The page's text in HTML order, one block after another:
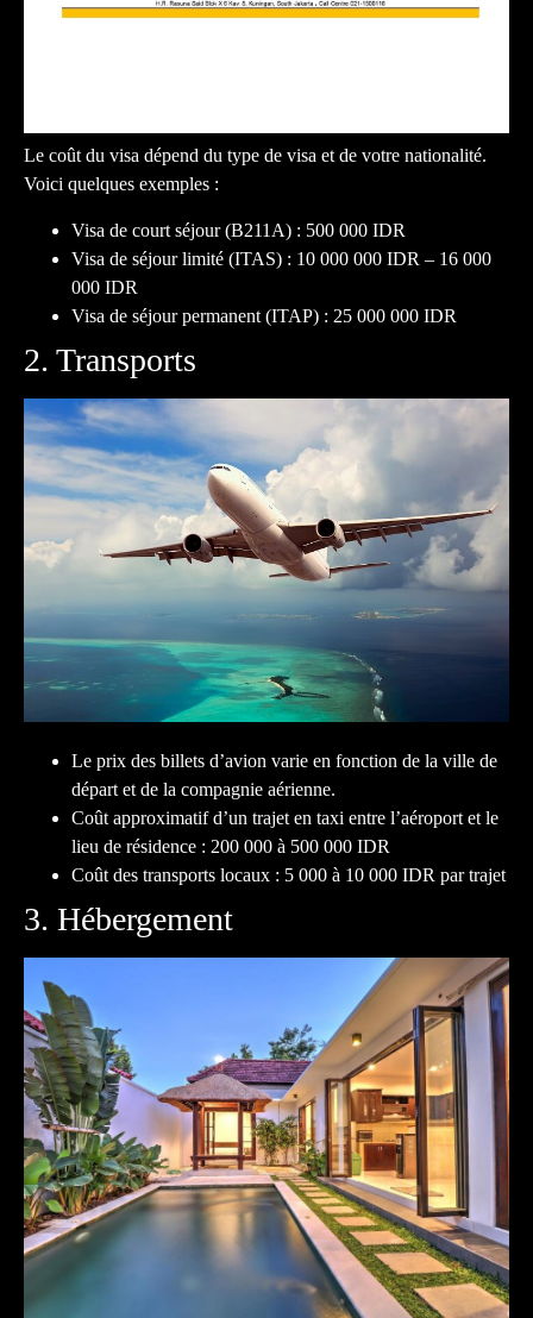
Le coût du visa dépend du type de visa et de votre nationalité.
Voici quelques exemples :
Visa de court séjour (B211A) : 500 000 IDR
Visa de séjour limité (ITAS) : 10 000 000 IDR – 16 000
000 IDR
Visa de séjour permanent (ITAP) : 25 000 000 IDR
2. Transports
Le prix des billets d’avion varie en fonction de la ville de
départ et de la compagnie aérienne.
Coût approximatif d’un trajet en taxi entre l’aéroport et le
lieu de résidence : 200 000 à 500 000 IDR
Coût des transports locaux : 5 000 à 10 000 IDR par trajet
3. Hébergement